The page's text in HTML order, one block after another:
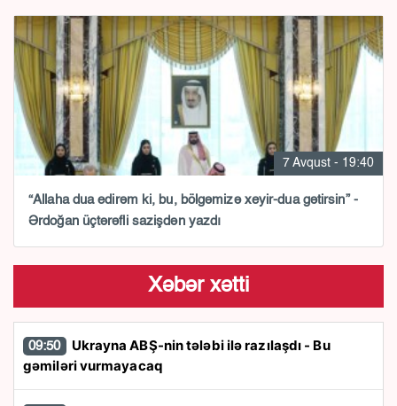
7 Avqust - 19:40
“Allaha dua edirəm ki, bu, bölgəmizə xeyir-dua gətirsin” -
Ərdoğan üçtərəfli sazişdən yazdı
Xəbər xətti
09:50
gəmiləri vurmayacaq